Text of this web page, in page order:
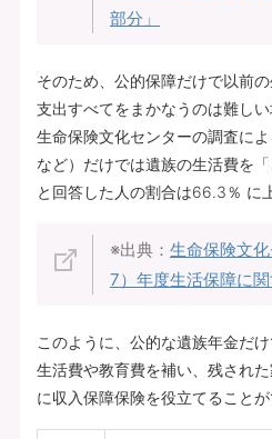
部分 」
そのため、公的保障だけで以前
支出すべてをまかなうのは難しい
生命保険文化センターの調査に
など）だけでは遺族の生活費を
と回答した人の割合は66.3％ に
※出典： 生命保険文
7）年度生活保障に関
このように、公的な遺族年金だ
生活費や教育費を補い、残され
に収入保障保険を役立てることが